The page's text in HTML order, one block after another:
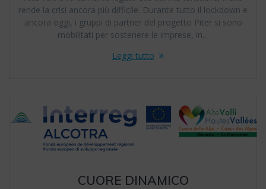
rende la crisi ancora più difficile. Durante tutto il lockdown e
ancora oggi, i gruppi di partner del progetto Piter si sono
mobilitati per sostenere le imprese, in…
Leggi tutto
CUORE DINAMICO